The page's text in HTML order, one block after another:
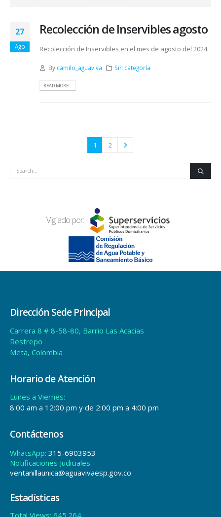
27
Ago
Recolección de Inservibles agosto
Recolección de Inservibles en el mes de agosto del 2024.
By camilo_aguaviva Sin categoría
READ MORE...
1 2
Vigilado por:
Dirección Sede Principal
Carrera 8 # 8-58-80, Barrio Las Acacias
Restrepo
Meta, Colombia
Horario de Atención
Lunes a Viernes:
8:00 am a 12:00 pm y de 2:00 pm a 4:00 pm
Contáctenos
WhatsApp: 315-6903953
Notificaciones Judiciales:
ventanillaunica@aguavivaesp.gov.co
Estadísticas
Total Views: 645.264